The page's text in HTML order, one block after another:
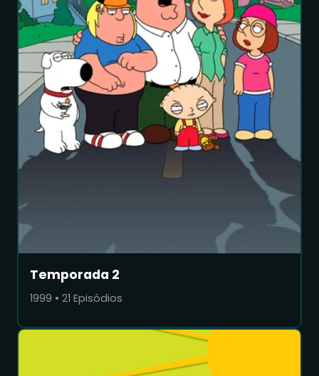
Temporada 2
1999 • 21 Episódios